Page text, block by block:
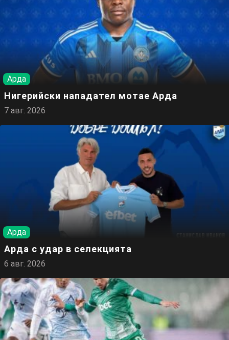
Арда
Нигерийски нападател мотае Арда
7 авг. 2026
Арда
Арда с удар в селекцията
6 авг. 2026